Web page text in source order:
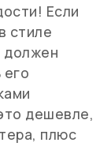
Если
стиле
должен
дешевле,
плюс